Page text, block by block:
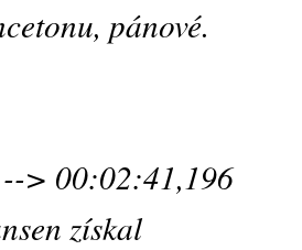
pánové.
> 00:02:41,196
získal